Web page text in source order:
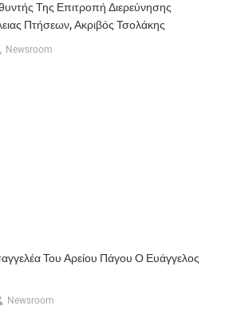
Της Επιτροπή Διερεύνησης
Πτήσεων, Ακριβός Τσολάκης
Newsroom
Του Αρείου Πάγου Ο Ευάγγελος
Newsroom